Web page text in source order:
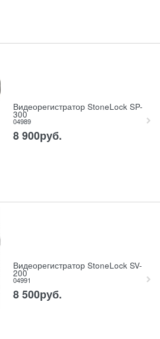
Видеорегистратор StoneLock SP-
300
04989
8 900руб.
Видеорегистратор StoneLock SV-
200
04991
8 500руб.